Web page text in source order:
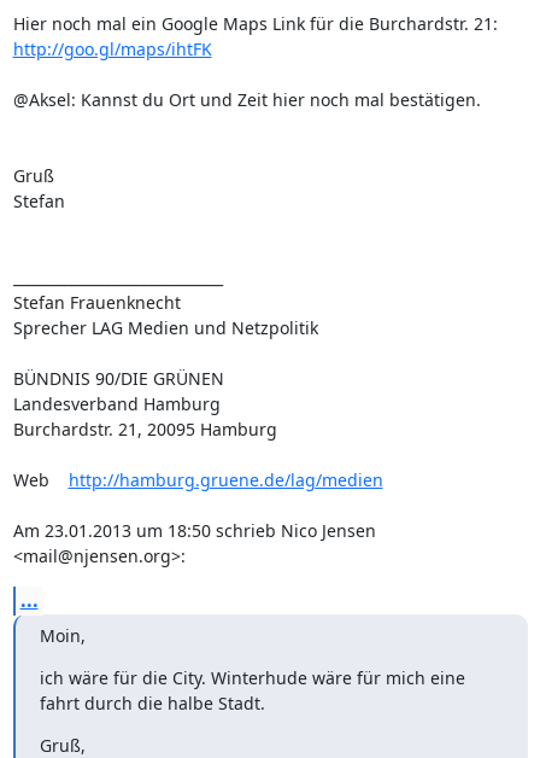
http://goo.gl/maps/ihtFK
@Aksel: Kannst du Ort und Zeit hier noch mal bestätigen.
Gruß
Stefan
Stefan Frauenknecht
Sprecher LAG Medien und Netzpolitik
BÜNDNIS 90/DIE GRÜNEN
Landesverband Hamburg
Burchardstr. 21, 20095 Hamburg
Web http://hamburg.gruene.de/lag/medien
Am 23.01.2013 um 18:50 schrieb Nico Jensen
<mail@njensen.org>:
...
Moin,
ich wäre für die City. Winterhude wäre für mich eine
fahrt durch die halbe Stadt.
Gruß,